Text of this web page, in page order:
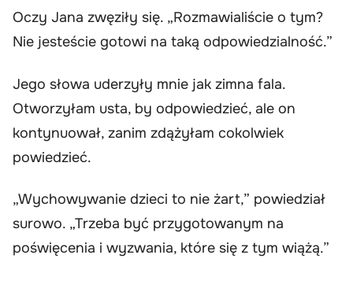
Oczy Jana zwęziły się. „Rozmawialiście o tym?
Nie jesteście gotowi na taką odpowiedzialność.”
Jego słowa uderzyły mnie jak zimna fala.
Otworzyłam usta, by odpowiedzieć, ale on
kontynuował, zanim zdążyłam cokolwiek
powiedzieć.
„Wychowywanie dzieci to nie żart,” powiedział
surowo. „Trzeba być przygotowanym na
poświęcenia i wyzwania, które się z tym wiążą.”